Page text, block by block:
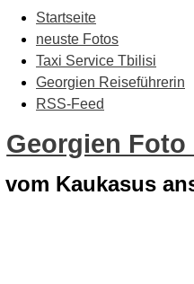
Startseite
neuste Fotos
Taxi Service Tbilisi
Georgien Reiseführerin
RSS-Feed
Georgien
vom Kaukasus